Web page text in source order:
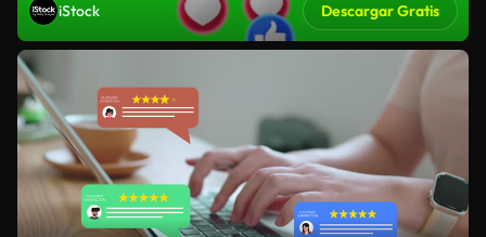
iStock Descargar Gratis